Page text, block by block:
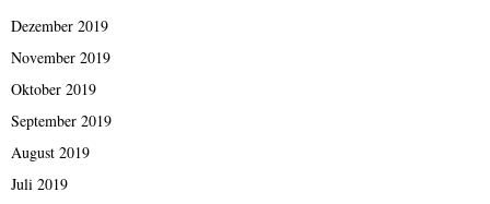
Dezember 2019
November 2019
Oktober 2019
September 2019
August 2019
Juli 2019